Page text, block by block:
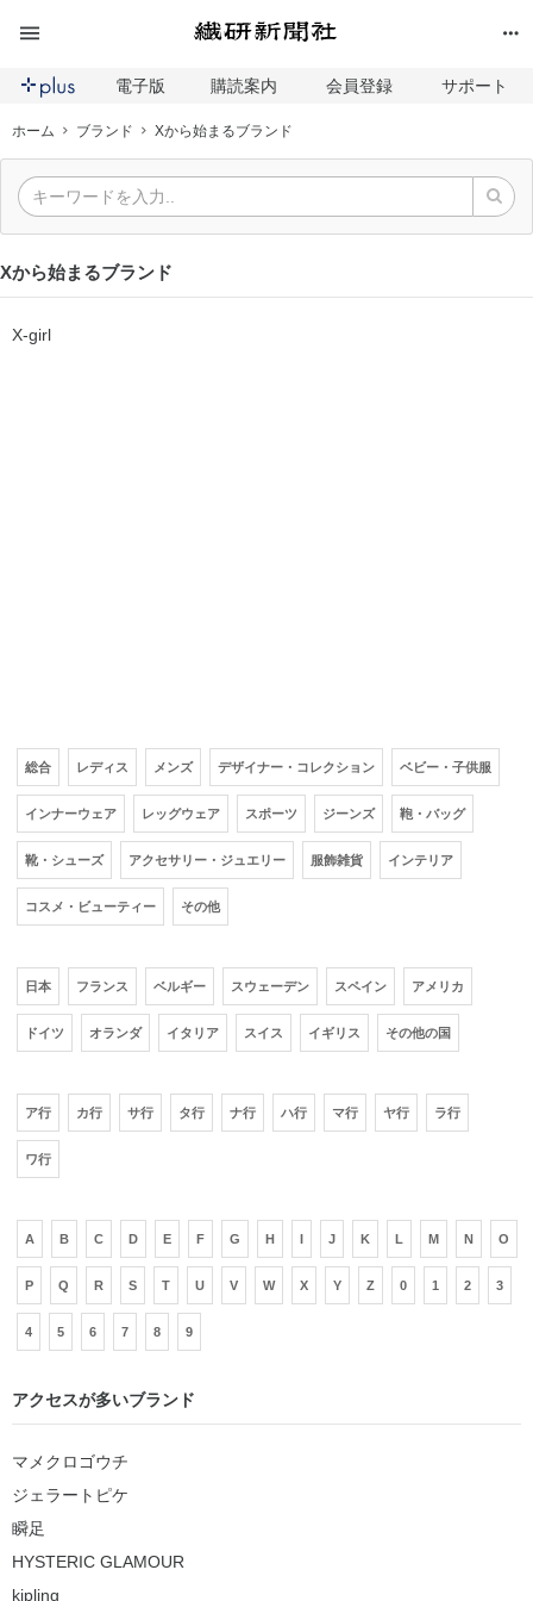
電子版 購読案内 会員登録 サポート
ホーム ブランド Xから始まるブランド
Xから始まるブランド
X-girl
総合 レディス メンズ デザイナー・コレクション ベビー・子供服
インナーウェア レッグウェア スポーツ ジーンズ 鞄・バッグ
靴・シューズ アクセサリー・ジュエリー 服飾雑貨 インテリア
コスメ・ビューティー その他
日本 フランス ベルギー スウェーデン スペイン アメリカ
ドイツ オランダ イタリア スイス イギリス その他の国
ア行 カ行 サ行 タ行 ナ行 ハ行 マ行 ヤ行 ラ行
ワ行
A B C D E F G H J K L M N O
P Q R S T U V W X Y Z 0 1 2 3
4 5 6 7 8 9
アクセスが多いブランド
マメクロゴウチ
ジェラートピケ
瞬足
HYSTERIC GLAMOUR
kipling